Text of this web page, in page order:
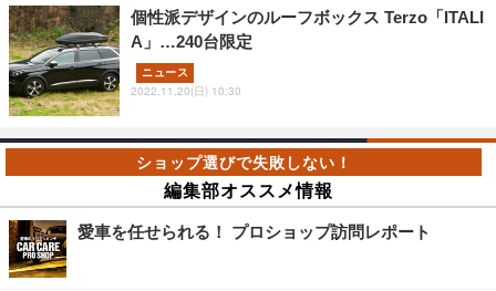
個性派デザインのルーフボックス Terzo「ITALI
A」…240台限定
ニュース
2022.11.20(日) 10:30
編集部オススメ情報
愛車を任せられる！ プロショップ訪問レポート